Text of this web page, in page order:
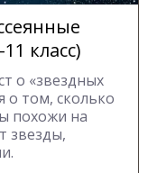
класс)
о «звездных
о том, сколько
похожи на
звезды,